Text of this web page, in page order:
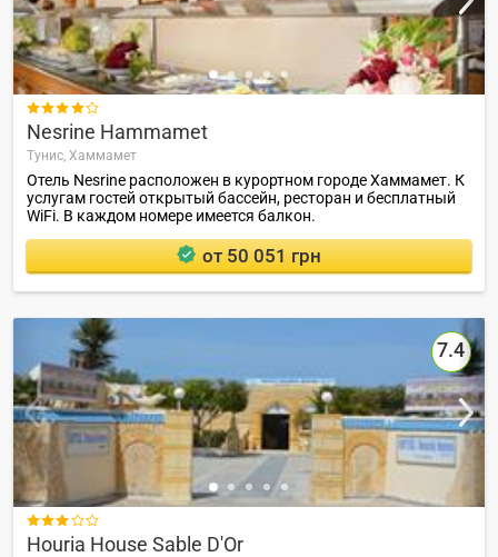

Nesrine Hammamet
Тунис, Хаммамет
Отель Nesrine расположен в курортном городе Хаммамет. К
услугам гостей открытый бассейн, ресторан и бесплатный
WiFi. В каждом номере имеется балкон.
от 50 051 грн
7.4

Houria House Sable D'Or